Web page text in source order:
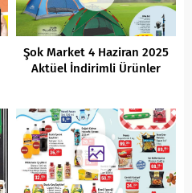
Şok Market 4 Haziran 2025
Aktüel İndirimli Ürünler